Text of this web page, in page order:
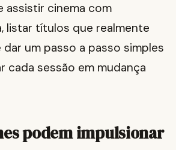
assistir cinema com
listar títulos que realmente
um passo a passo simples
cada sessão em mudança
podem impulsionar